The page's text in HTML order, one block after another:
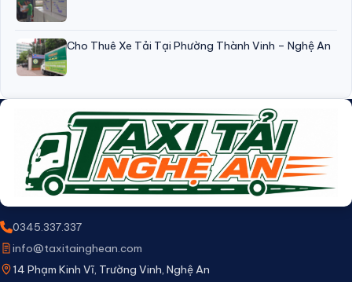
Cho Thuê Xe Tải Tại Phường Thành Vinh – Nghệ An
0345.337.337
info@taxitainghean.com
14 Phạm Kinh Vĩ, Trường Vinh, Nghệ An